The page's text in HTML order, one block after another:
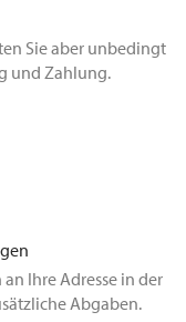
Sie aber unbedingt
und Zahlung.
Ihre Adresse in der
Abgaben.